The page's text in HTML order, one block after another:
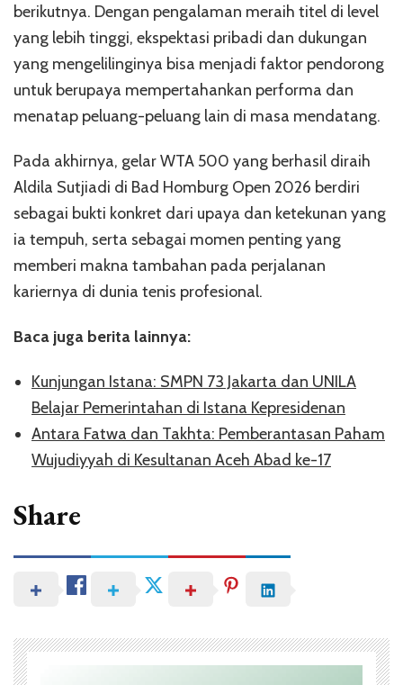
berikutnya. Dengan pengalaman meraih titel di level
yang lebih tinggi, ekspektasi pribadi dan dukungan
yang mengelilinginya bisa menjadi faktor pendorong
untuk berupaya mempertahankan performa dan
menatap peluang-peluang lain di masa mendatang.
Pada akhirnya, gelar WTA 500 yang berhasil diraih
Aldila Sutjiadi di Bad Homburg Open 2026 berdiri
sebagai bukti konkret dari upaya dan ketekunan yang
ia tempuh, serta sebagai momen penting yang
memberi makna tambahan pada perjalanan
kariernya di dunia tenis profesional.
Baca juga berita lainnya:
Kunjungan Istana: SMPN 73 Jakarta dan UNILA
Belajar Pemerintahan di Istana Kepresidenan
Antara Fatwa dan Takhta: Pemberantasan Paham
Wujudiyyah di Kesultanan Aceh Abad ke-17
Share